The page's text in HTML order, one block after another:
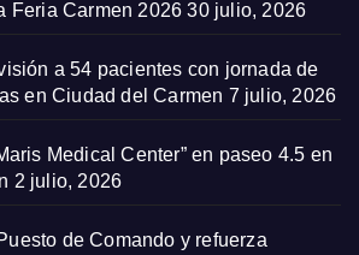
Feria Carmen 2026 30 julio, 2026
a 54 pacientes con jornada de
en Ciudad del Carmen 7 julio, 2026
Medical Center” en paseo 4.5 en
2 julio, 2026
de Comando y refuerza